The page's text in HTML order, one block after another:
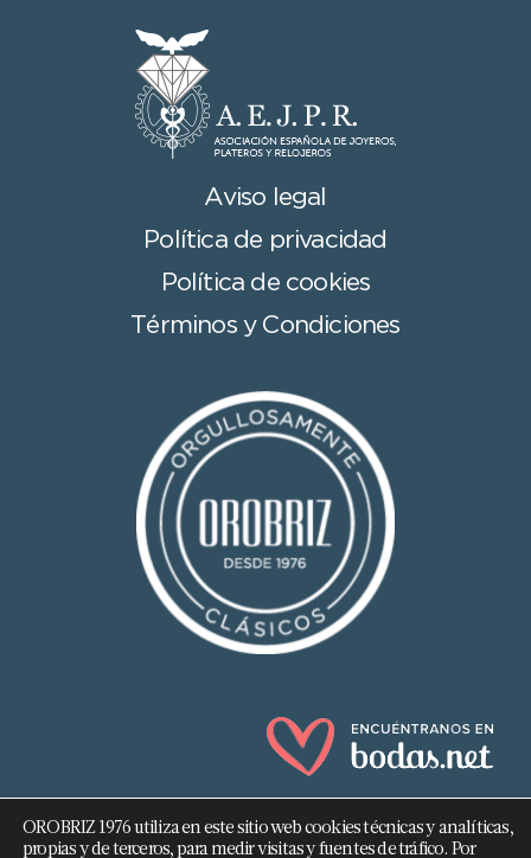
Aviso legal
Política de privacidad
Política de cookies
Términos y Condiciones
OROBRIZ 1976 utiliza en este sitio web cookies técnicas y analíticas,
propias y de terceros, para medir visitas y fuentes de tráfico. Por